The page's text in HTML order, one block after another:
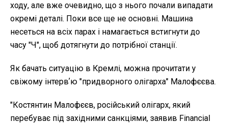
ходу, але вже очевидно, що з нього почали випадати
окремі деталі. Поки все ще не основні. Машина
несеться на всіх парах і намагається встигнути до
часу "Ч", щоб дотягнути до потрібної станції.
Як бачать ситуацію в Кремлі, можна прочитати у
свіжому інтервʼю "придворного олігарха" Малофєєва.
"Костянтин Малофєєв, російський олігарх, який
перебуває під західними санкціями, заявив Financial